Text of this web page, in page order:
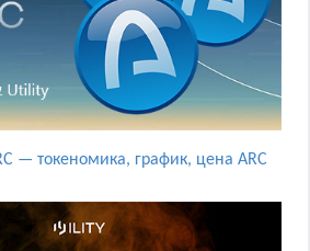
— токеномика, график, цена ARC